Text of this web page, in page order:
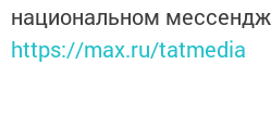
национальном
https://max.ru/tatmedia